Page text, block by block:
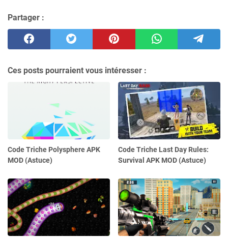
Partager :
Ces posts pourraient vous intéresser :
Code Triche Polysphere APK
MOD (Astuce)
Code Triche Last Day Rules:
Survival APK MOD (Astuce)